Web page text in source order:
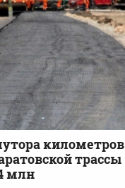
километров
трассы
млн